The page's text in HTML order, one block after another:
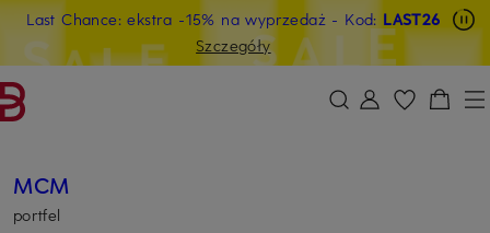
PRZEJDŹ DO GŁÓWNEJ TREŚCI PRZEJDŹ DO WYSZUKIWANIA
Last Chance: ekstra -15% na wyprzedaż - Kod: LAST26
Szczegóły
MCM
portfel